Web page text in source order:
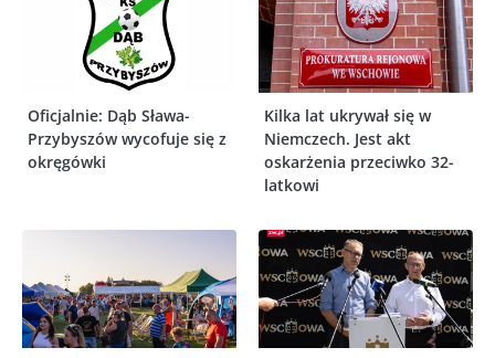
Oficjalnie: Dąb Sława-
Przybyszów wycofuje się z
okręgówki
Kilka lat ukrywał się w
Niemczech. Jest akt
oskarżenia przeciwko 32-
latkowi